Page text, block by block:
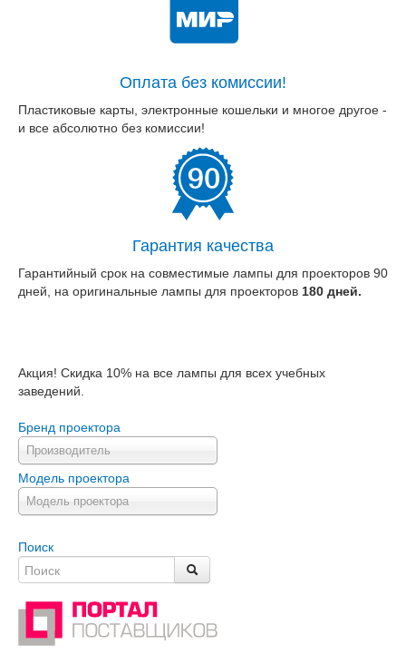
Оплата без комиссии!
Пластиковые карты, электронные кошельки и многое другое -
и все абсолютно без комиссии!
Гарантия качества
Гарантийный срок на совместимые лампы для проекторов 90
дней, на оригинальные лампы для проекторов 180 дней.
Акция! Скидка 10% на все лампы для всех учебных
заведений.
Бренд проектора
Производитель
Модель проектора
Модель проектора
Поиск